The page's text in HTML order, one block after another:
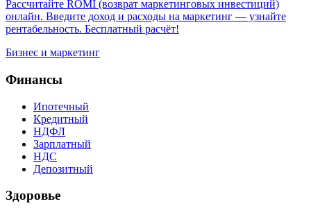
Рассчитайте ROMI (возврат маркетинговых инвестиций)
онлайн. Введите доход и расходы на маркетинг — узнайте
рентабельность. Бесплатный расчёт!
Бизнес и маркетинг
Финансы
Ипотечный
Кредитный
НДФЛ
Зарплатный
НДС
Депозитный
Здоровье